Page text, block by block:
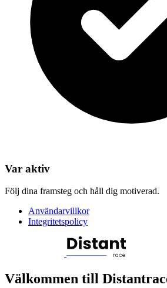
Var aktiv
Följ dina framsteg och håll dig motiverad.
Användarvillkor
Integritetspolicy
Välkommen till